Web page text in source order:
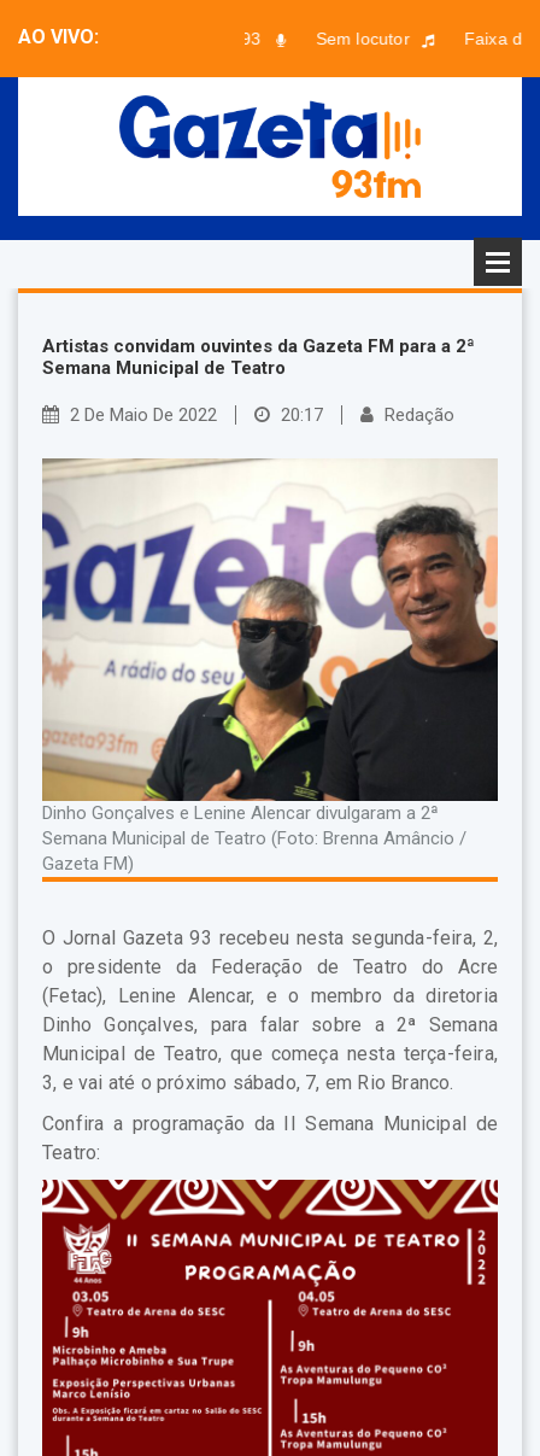
AO VIVO: Musical 93 Sem locutor Faixa
Artistas convidam ouvintes da Gazeta FM para a 2ª
Semana Municipal de Teatro
2 De Maio De 2022 20:17 Redação
Dinho Gonçalves e Lenine Alencar divulgaram a 2ª
Semana Municipal de Teatro (Foto: Brenna Amâncio /
Gazeta FM)
O Jornal Gazeta 93 recebeu nesta segunda-feira, 2,
o presidente da Federação de Teatro do Acre
(Fetac), Lenine Alencar, e o membro da diretoria
Dinho Gonçalves, para falar sobre a 2ª Semana
Municipal de Teatro, que começa nesta terça-feira,
3, e vai até o próximo sábado, 7, em Rio Branco.
Confira a programação da II Semana Municipal de
Teatro: